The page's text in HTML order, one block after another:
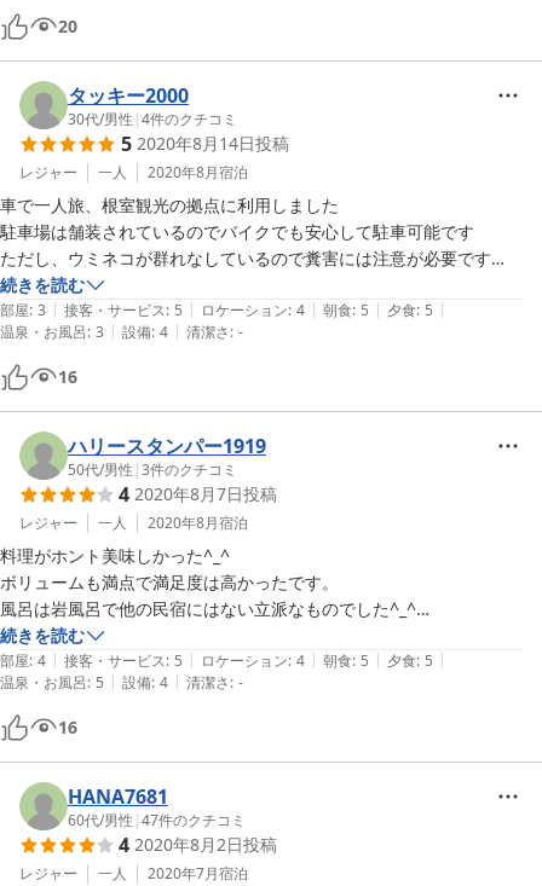
20
タッキー2000
30代/男性 |4件のクチコミ
5 2020年8月14日投稿
レジャー 一人 2020年8月宿泊
車で一人旅、根室観光の拠点に利用しました
駐車場は舗装されているのでバイクでも安心して駐車可能です
ただし、ウミネコが群れなしているので糞害には注意が必要です
２食付きでしたが、特に夕食は海鮮づくしで量が多くおなかを空かせて
おかないとひどい目にあいます（笑）
なんとか完食しましたが、その後苦しくて動けなくなってしまいました
部屋はドアや壁がうすく、早朝にはウミネコも鳴くので耳栓を持参した
ほうが良いと思います
風呂は民宿としては広いほうだと思います
立地は便利とは言い難い環境なので、特にお酒を楽しまれる方は事前に
買い出しを済ませておいたほうがいいです
おかみさんが気さくな方で、一人旅でも退屈せずに楽しめる宿だと思い
ます
どうかお体に気を付けて、長く続けていただけたらと思います
また行きます
続きを読む
部屋: 3 | 接客・サービス: 5 | ロケーション: 4 | 朝食: 5 | 夕食: 5 |
温泉・お風呂: 3 | 設備: 4 | 清潔さ: -
16
ハリースタンパー1919
50代/男性 |3件のクチコミ
4 2020年8月7日投稿
レジャー 一人 2020年8月宿泊
料理がホント美味しかった^_^
ボリュームも満点で満足度は高かったです。
風呂は岩風呂で他の民宿にはない立派なものでした^_^
実家に帰ってきたような安心感というか寛ぎが得られました。また行き
たいです。
続きを読む
部屋: 4 | 接客・サービス: 5 | ロケーション: 4 | 朝食: 5 | 夕食: 5 |
温泉・お風呂: 5 | 設備: 4 | 清潔さ: -
16
HANA7681
60代/男性 |47件のクチコミ
4 2020年8月2日投稿
レジャー 一人 2020年7月宿泊